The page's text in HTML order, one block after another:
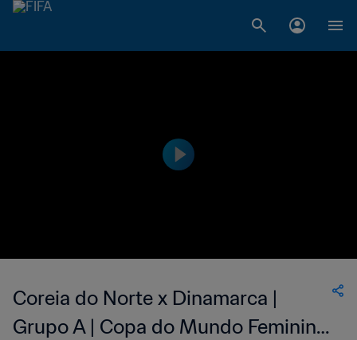
Coreia do Norte x Dinamarca |
Grupo A | Copa do Mundo Feminina